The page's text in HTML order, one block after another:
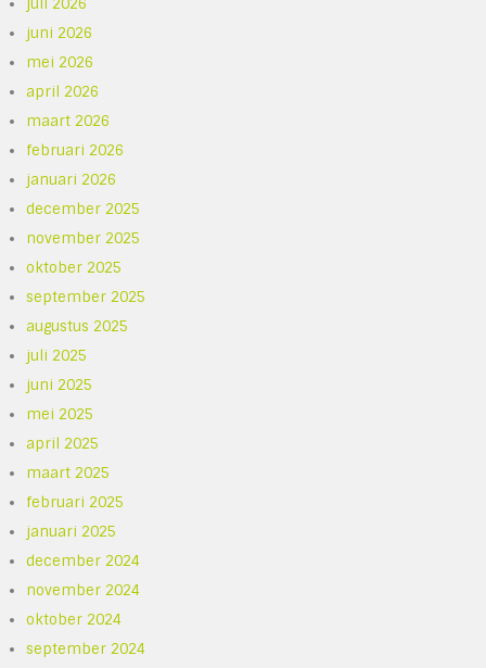
juli 2026
juni 2026
mei 2026
april 2026
maart 2026
februari 2026
januari 2026
december 2025
november 2025
oktober 2025
september 2025
augustus 2025
juli 2025
juni 2025
mei 2025
april 2025
maart 2025
februari 2025
januari 2025
december 2024
november 2024
oktober 2024
september 2024